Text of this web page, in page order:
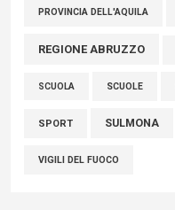
PROVINCIA DELL'AQUILA
REGIONE ABRUZZO
SCUOLA SCUOLE
SPORT SULMONA
VIGILI DEL FUOCO